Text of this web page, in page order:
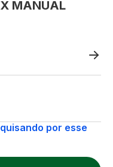
MANUAL
por esse